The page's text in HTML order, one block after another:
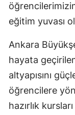
eğitim yuvası
Ankara
hayata
altyapısını
öğrencilere
hazırlık